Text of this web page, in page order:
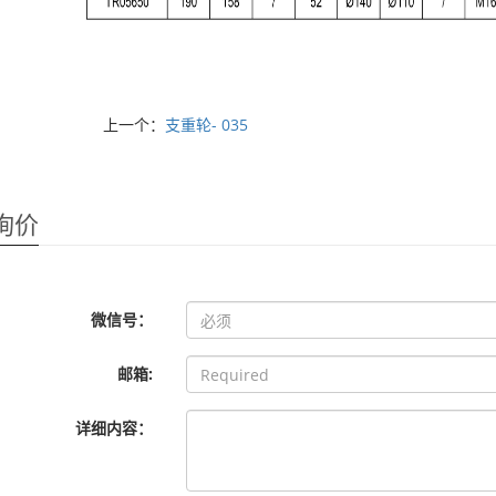
上一个： 支重轮- 035
价
微信号：
邮箱:
详细内容：